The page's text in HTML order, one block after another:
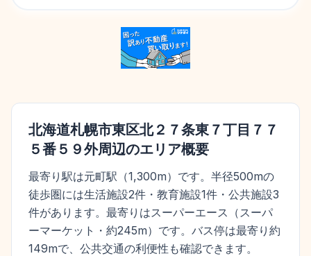
北海道札幌市東区北２７条東７丁目７７
５番５９外周辺のエリア概要
最寄り駅は元町駅（1,300m）です。半径500mの
徒歩圏には生活施設2件・教育施設1件・公共施設3
件があります。最寄りはスーパーエース（スーパ
ーマーケット・約245m）です。バス停は最寄り約
149mで、公共交通の利便性も確認できます。